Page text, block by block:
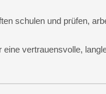
schulen und prüfen,
vertrauensvolle,